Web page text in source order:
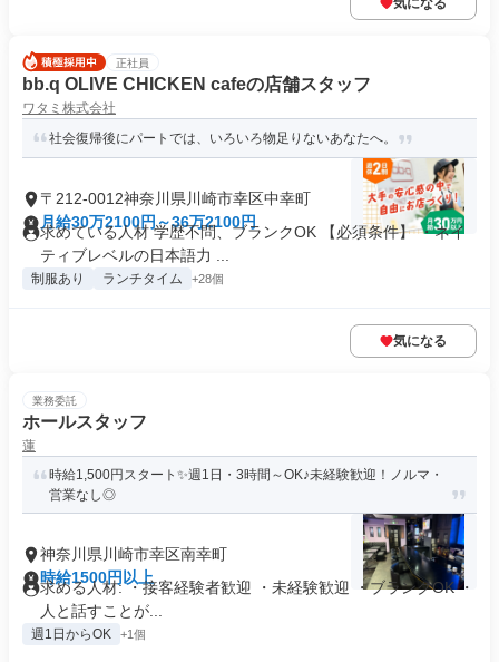
気になる
正社員
bb.q OLIVE CHICKEN cafeの店舗スタッフ
ワタミ株式会社
社会復帰後にパートでは、いろいろ物足りないあなたへ。
〒212-0012神奈川県川崎市幸区中幸町
月給30万2100円～36万2100円
求めている人材 学歴不問、ブランクOK 【必須条件】 ・ネイ
ティブレベルの日本語力 ...
制服あり ランチタイム +28個
気になる
業務委託
ホールスタッフ
蓮
時給1,500円スタート✨週1日・3時間～OK♪未経験歓迎！ノルマ・
営業なし◎
神奈川県川崎市幸区南幸町
時給1500円以上
求める人材: ・接客経験者歓迎 ・未経験歓迎 ・ブランクOK ・
人と話すことが...
週1日からOK +1個